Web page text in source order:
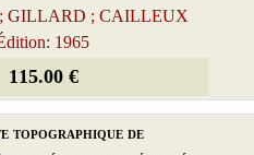
; GILLARD ; CAILLEUX
1965
115.00 €
topographique de